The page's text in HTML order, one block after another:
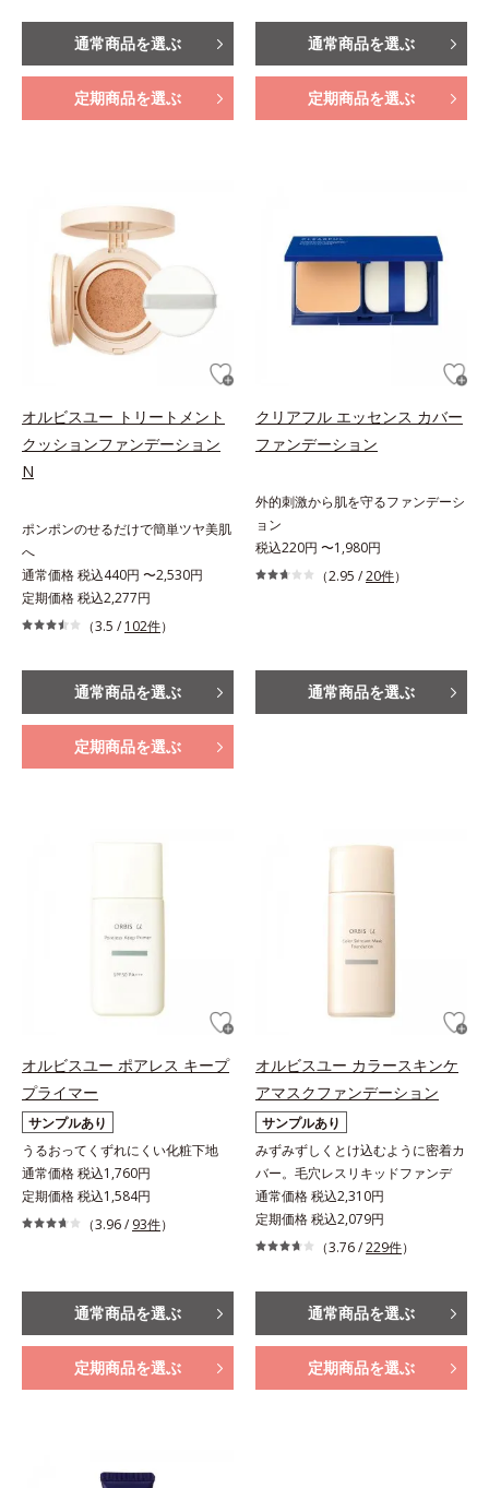
通常商品を選ぶ
定期商品を選ぶ
通常商品を選ぶ
定期商品を選ぶ
オルビスユー トリートメント
クッションファンデーション
N
ポンポンのせるだけで簡単ツヤ美肌
へ
通常価格 税込440円 〜2,530円
定期価格 税込2,277円
（3.5 / 102件）
通常商品を選ぶ
定期商品を選ぶ
クリアフル エッセンス カバー
ファンデーション
外的刺激から肌を守るファンデーシ
ョン
税込220円 〜1,980円
（2.95 /20件）
通常商品を選ぶ
オルビスユー ポアレス キープ
プライマー
サンプルあり
うるおってくずれにくい化粧下地
通常価格 税込1,760円
定期価格 税込1,584円
（3.96 / 93件）
通常商品を選ぶ
定期商品を選ぶ
オルビスユー カラースキンケ
アマスクファンデーション
サンプルあり
みずみずしくとけ込むように密着カ
バー。毛穴レスリキッドファンデ
通常価格 税込2,310円
定期価格 税込2,079円
（3.76 /229件）
通常商品を選ぶ
定期商品を選ぶ